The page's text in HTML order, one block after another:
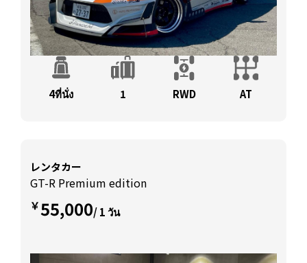
4ที่นั่ง 1 RWD AT
レンタカー
GT-R Premium edition
￥55,000/ 1 วัน